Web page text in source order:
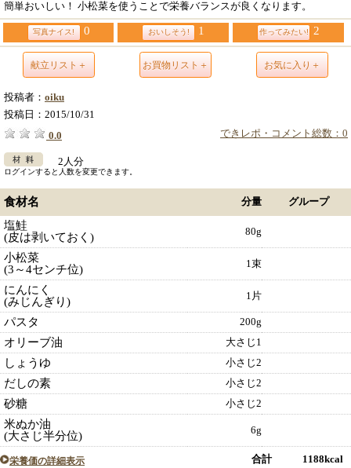
簡単おいしい！ 小松菜を使うことで栄養バランスが良くなります。
写真ナイス! 0 おいしそう! 1 作ってみたい! 2
献立リスト＋ お買物リスト＋ お気に入り＋
投稿者： oiku
投稿日： 2015/10/31
できレポ・コメント総数：0
0.0
2人分
ログインすると人数を変更できます。
食材名 分量 グループ
塩鮭
(皮は剥いておく)
80g
小松菜
(3～4センチ位)
1束
にんにく
(みじんぎり)
1片
パスタ 200g
オリーブ油 大さじ1
しょうゆ 小さじ2
だしの素 小さじ2
砂糖 小さじ2
米ぬか油
(大さじ半分位)
6g
栄養価の詳細表示 合計 1188kcal